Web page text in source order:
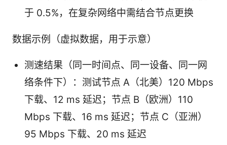
于 0.5%，在复杂网络中需结合节点更换
数据示例（虚拟数据，用于示意）
测速结果（同一时间点、同一设备、同一网
络条件下）：测试节点 A（北美）120 Mbps
下载、12 ms 延迟；节点 B（欧洲）110
Mbps 下载、16 ms 延迟；节点 C（亚洲）
95 Mbps 下载、20 ms 延迟